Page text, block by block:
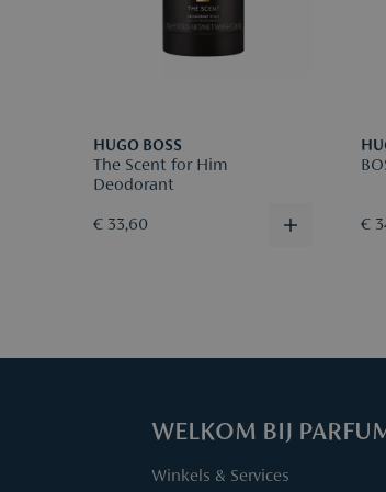
HUGO BOSS
The Scent for Him
Deodorant
€ 33,60 €
WELKOM BIJ
Winkels & Services